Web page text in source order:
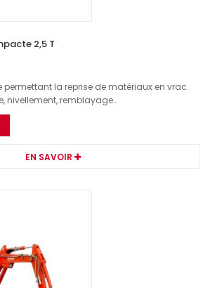
2,5 T
la reprise de matériaux en vrac.
nivellement, remblayage…
EN SAVOIR